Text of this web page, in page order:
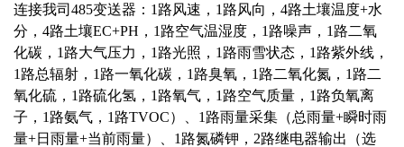
连接我司485变送器：1路风速，1路风向，4路土壤温度+水
分，4路土壤EC+PH，1路空气温湿度，1路噪声，1路二氧
化碳，1路大气压力，1路光照，1路雨雪状态，1路紫外线，
1路总辐射，1路一氧化碳，1路臭氧，1路二氧化氮，1路二
氧化硫，1路硫化氢，1路氧气，1路空气质量，1路负氧离
子，1路氨气，1路TVOC）、1路雨量采集（总雨量+瞬时雨
量+日雨量+当前雨量）、1路氮磷钾，2路继电器输出（选